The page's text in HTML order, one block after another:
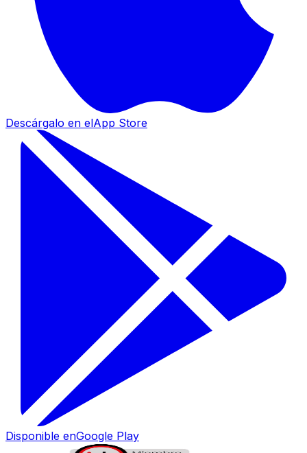
Descárgalo en elApp Store
Disponible enGoogle Play